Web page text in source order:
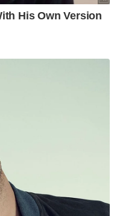
dengan
dan digilap.
pelapis yang
di peringkat
katanya.
dan dapatkan